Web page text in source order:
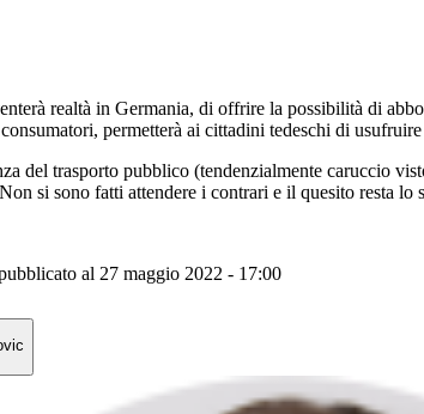
realtà in Germania, di offrire la possibilità di
permetterà ai cittadini tedeschi di
del trasporto pubblico (tendenzialmente caruccio
si sono fatti attendere i contrari e il quesito resta
al 27 maggio 2022 - 17:00